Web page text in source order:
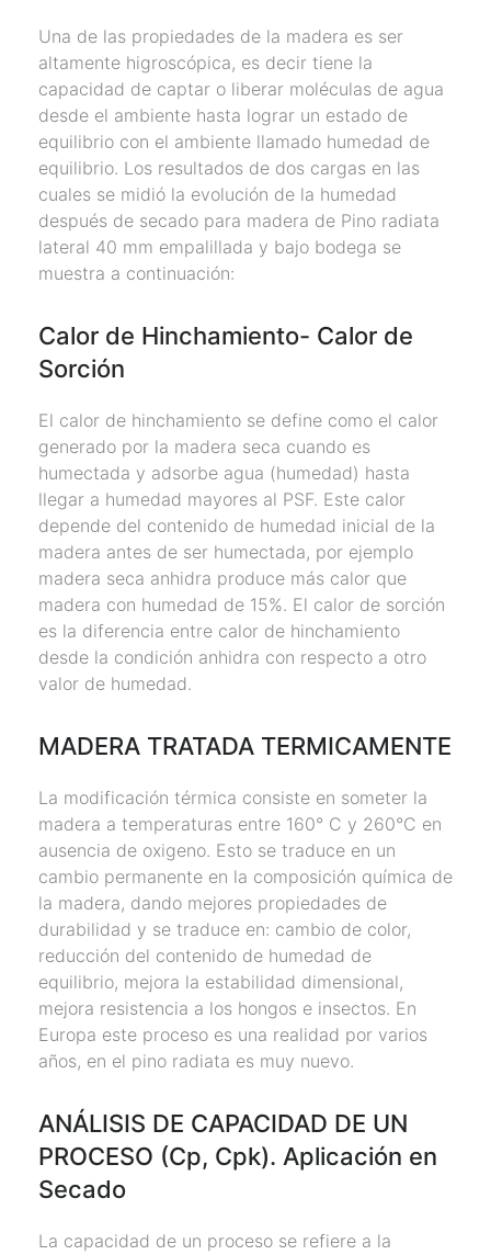
Una de las propiedades de la madera es ser
altamente higroscópica, es decir tiene la
capacidad de captar o liberar moléculas de agua
desde el ambiente hasta lograr un estado de
equilibrio con el ambiente llamado humedad de
equilibrio. Los resultados de dos cargas en las
cuales se midió la evolución de la humedad
después de secado para madera de Pino radiata
lateral 40 mm empalillada y bajo bodega se
muestra a continuación:
Calor de Hinchamiento- Calor de
Sorción
El calor de hinchamiento se define como el calor
generado por la madera seca cuando es
humectada y adsorbe agua (humedad) hasta
llegar a humedad mayores al PSF. Este calor
depende del contenido de humedad inicial de la
madera antes de ser humectada, por ejemplo
madera seca anhidra produce más calor que
madera con humedad de 15%. El calor de sorción
es la diferencia entre calor de hinchamiento
desde la condición anhidra con respecto a otro
valor de humedad.
MADERA TRATADA TERMICAMENTE
La modificación térmica consiste en someter la
madera a temperaturas entre 160° C y 260°C en
ausencia de oxigeno. Esto se traduce en un
cambio permanente en la composición química de
la madera, dando mejores propiedades de
durabilidad y se traduce en: cambio de color,
reducción del contenido de humedad de
equilibrio, mejora la estabilidad dimensional,
mejora resistencia a los hongos e insectos. En
Europa este proceso es una realidad por varios
años, en el pino radiata es muy nuevo.
ANÁLISIS DE CAPACIDAD DE UN
PROCESO (Cp, Cpk). Aplicación en
Secado
La capacidad de un proceso se refiere a la